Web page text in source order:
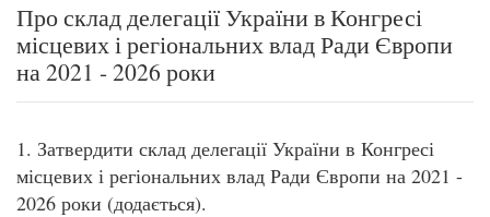
Про склад делегації України в Конгресі
місцевих і регіональних влад Ради Європи
на 2021 - 2026 роки
1. Затвердити склад делегації України в Конгресі
місцевих і регіональних влад Ради Європи на 2021 -
2026 роки (додається).